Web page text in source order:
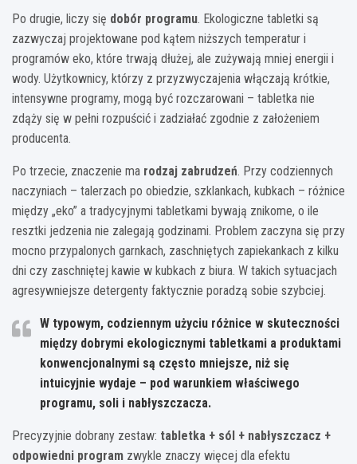
Po drugie, liczy się dobór programu. Ekologiczne tabletki są
zazwyczaj projektowane pod kątem niższych temperatur i
programów eko, które trwają dłużej, ale zużywają mniej energii i
wody. Użytkownicy, którzy z przyzwyczajenia włączają krótkie,
intensywne programy, mogą być rozczarowani – tabletka nie
zdąży się w pełni rozpuścić i zadziałać zgodnie z założeniem
producenta.
Po trzecie, znaczenie ma rodzaj zabrudzeń. Przy codziennych
naczyniach – talerzach po obiedzie, szklankach, kubkach – różnice
między „eko” a tradycyjnymi tabletkami bywają znikome, o ile
resztki jedzenia nie zalegają godzinami. Problem zaczyna się przy
mocno przypalonych garnkach, zaschniętych zapiekankach z kilku
dni czy zaschniętej kawie w kubkach z biura. W takich sytuacjach
agresywniejsze detergenty faktycznie poradzą sobie szybciej.
W typowym, codziennym użyciu różnice w skuteczności
między dobrymi ekologicznymi tabletkami a produktami
konwencjonalnymi są często mniejsze, niż się
intuicyjnie wydaje – pod warunkiem właściwego
programu, soli i nabłyszczacza.
Precyzyjnie dobrany zestaw: tabletka + sól + nabłyszczacz +
odpowiedni program zwykle znaczy więcej dla efektu